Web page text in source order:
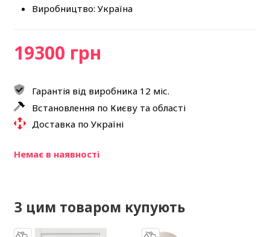
Виробництво: Україна
19300 грн
Гарантія від виробника 12 міс.
Встановлення по Києву та області
Доставка по Україні
Немає в наявності
З цим товаром купують